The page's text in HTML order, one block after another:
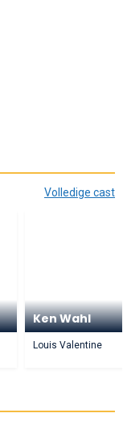
Volledige cast
Ken Wahl
Louis Valentine